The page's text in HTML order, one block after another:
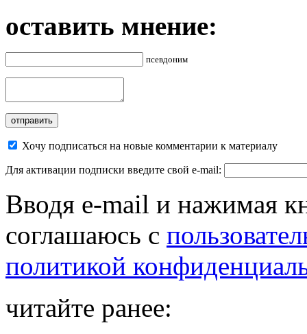
оставить мнение:
псевдоним
Хочу подписаться на новые комментарии к материалу
Для активации подписки введите свой e-mail:
Вводя e-mail и нажимая
соглашаюсь с
политикой
читайте ранее: